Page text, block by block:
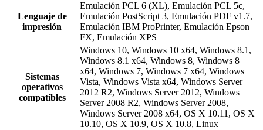
Lenguaje de
impresión
Emulación PCL 6 (XL), Emulación PCL 5c,
Emulación PostScript 3, Emulación PDF v1.7,
Emulación IBM ProPrinter, Emulación Epson
FX, Emulación XPS
Sistemas
operativos
compatibles
Windows 10, Windows 10 x64, Windows 8.1,
Windows 8.1 x64, Windows 8, Windows 8
x64, Windows 7, Windows 7 x64, Windows
Vista, Windows Vista x64, Windows Server
2012 R2, Windows Server 2012, Windows
Server 2008 R2, Windows Server 2008,
Windows Server 2008 x64, OS X 10.11, OS X
10.10, OS X 10.9, OS X 10.8, Linux